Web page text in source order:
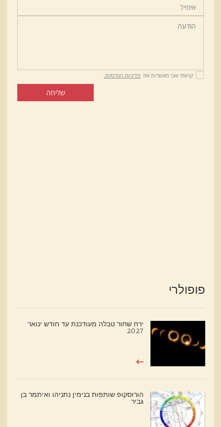
קראתי ואני מאשר/ת את מדיניות הפרטיות.
שליחה
פופולרי
ירח שחור טבלה מעודכנת עד חודש ינואר
2027
הורוסקופ שותפות בנימין נתניהו ואיתמר בן
גביר